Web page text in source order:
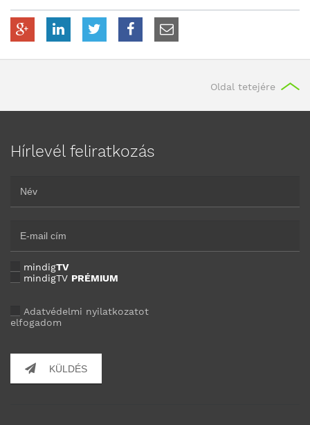
Oldal tetejére
Hírlevél feliratkozás
mindigTV
mindigTV PRÉMIUM
Adatvédelmi nyilatkozatot
elfogadom
KÜLDÉS